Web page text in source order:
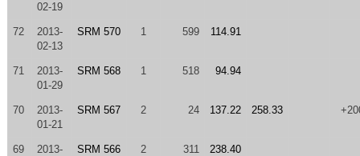
02-19
72
2013-
02-13
SRM 570 1 599 114.91
71
2013-
01-29
SRM 568 1 518 94.94
70
2013-
01-21
SRM 567 2 24 137.22 258.33
69
2013-
SRM 566 2 311 238.40